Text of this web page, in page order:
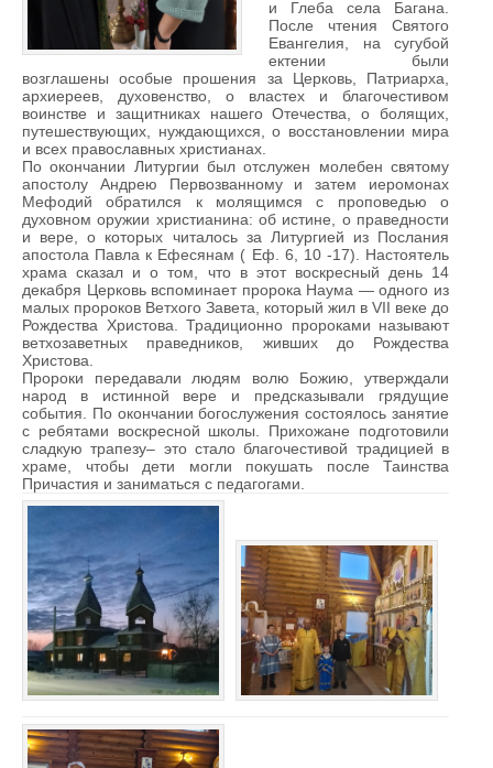
и Глеба села Багана.
После чтения Святого
Евангелия, на сугубой
ектении были
возглашены особые прошения за Церковь, Патриарха,
архиереев, духовенство, о властех и благочестивом
воинстве и защитниках нашего Отечества, о болящих,
путешествующих, нуждающихся, о восстановлении мира
и всех православных христианах.
По окончании Литургии был отслужен молебен святому
апостолу Андрею Первозванному и затем иеромонах
Мефодий обратился к молящимся с проповедью о
духовном оружии христианина: об истине, о праведности
и вере, о которых читалось за Литургией из Послания
апостола Павла к Ефесянам ( Еф. 6, 10 -17). Настоятель
храма сказал и о том, что в этот воскресный день 14
декабря Церковь вспоминает пророка Наума — одного из
малых пророков Ветхого Завета, который жил в VII веке до
Рождества Христова. Традиционно пророками называют
ветхозаветных праведников, живших до Рождества
Христова.
Пророки передавали людям волю Божию, утверждали
народ в истинной вере и предсказывали грядущие
события. По окончании богослужения состоялось занятие
с ребятами воскресной школы. Прихожане подготовили
сладкую трапезу– это стало благочестивой традицией в
храме, чтобы дети могли покушать после Таинства
Причастия и заниматься с педагогами.